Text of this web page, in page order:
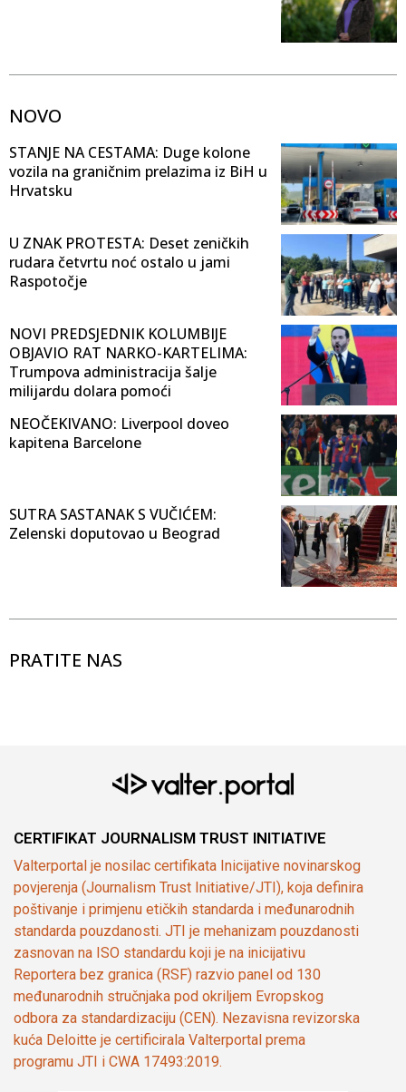
NOVO
STANJE NA CESTAMA: Duge kolone
vozila na graničnim prelazima iz BiH u
Hrvatsku
U ZNAK PROTESTA: Deset zeničkih
rudara četvrtu noć ostalo u jami
Raspotočje
NOVI PREDSJEDNIK KOLUMBIJE
OBJAVIO RAT NARKO-KARTELIMA:
Trumpova administracija šalje
milijardu dolara pomoći
NEOČEKIVANO: Liverpool doveo
kapitena Barcelone
SUTRA SASTANAK S VUČIĆEM:
Zelenski doputovao u Beograd
PRATITE NAS
CERTIFIKAT JOURNALISM TRUST INITIATIVE
Valterportal je nosilac certifikata Inicijative novinarskog
povjerenja (Journalism Trust Initiative/JTI), koja definira
poštivanje i primjenu etičkih standarda i međunarodnih
standarda pouzdanosti. JTI je mehanizam pouzdanosti
zasnovan na ISO standardu koji je na inicijativu
Reportera bez granica (RSF) razvio panel od 130
međunarodnih stručnjaka pod okriljem Evropskog
odbora za standardizaciju (CEN). Nezavisna revizorska
kuća Deloitte je certificirala Valterportal prema
programu JTI i CWA 17493:2019.